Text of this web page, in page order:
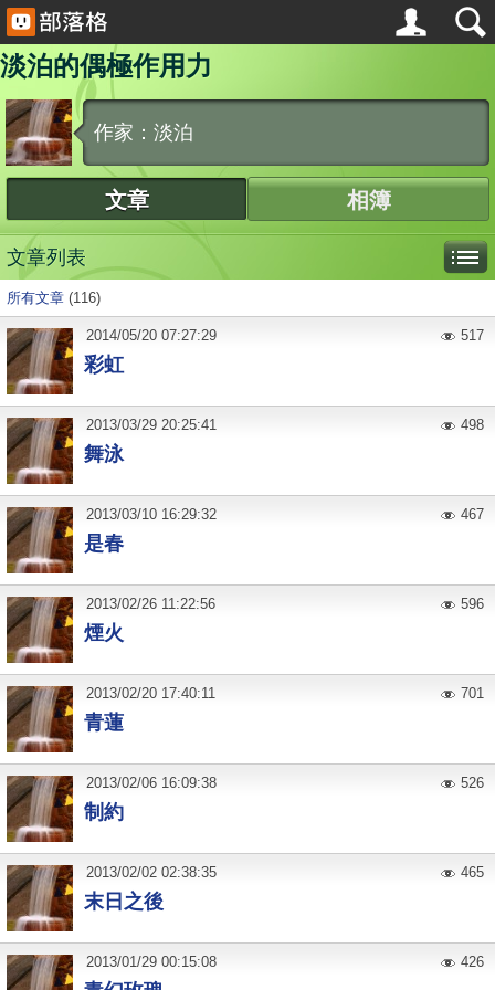
淡泊的偶極作用力
作家：淡泊
文章 相簿
文章列表
所有文章 (116)
彩虹
2014/05/20 07:27:29 517
舞泳
2013/03/29 20:25:41 498
是春
2013/03/10 16:29:32 467
煙火
2013/02/26 11:22:56 596
青蓮
2013/02/20 17:40:11 701
制約
2013/02/06 16:09:38 526
末日之後
2013/02/02 02:38:35 465
2013/01/29 00:15:08 426